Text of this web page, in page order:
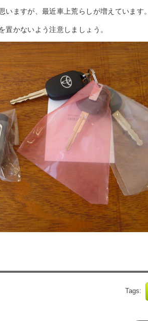
いますが、最近車上荒らしが増えています。
置かないよう注意しましょう。
Tags: